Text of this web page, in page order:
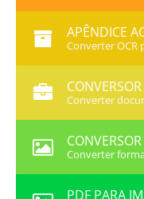
APÊNDICE
Converter OCR
Converter
Converter
PDF PARA